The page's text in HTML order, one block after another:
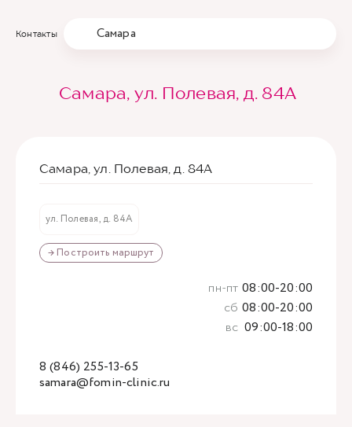
Контакты Самара
Самара, ул. Полевая, д. 84А
Самара, ул. Полевая, д. 84А
ул. Полевая, д. 84А
→ Построить маршрут
samara@fomin-clinic.ru
8 (846) 255-13-65
пн-пт 08:00-20:00
сб 08:00-20:00
вс 09:00-18:00